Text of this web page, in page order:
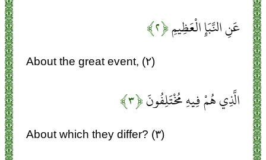
عَنِ النَّبَإِ الْعَظِيمِ﴿۲﴾
About the great event, (۲)
الَّذِي هُمْ فِيهِ مُخْتَلِفُونَ﴿۳﴾
About which they differ? (۳)